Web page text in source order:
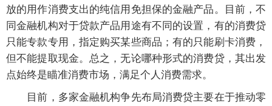
放的用作消费支出的纯信用免担保的金融产品。目前，不
同金融机构对于贷款产品用途有不同的设置，有的消费贷
只能专款专用，指定购买某些商品；有的只能刷卡消费，
但不能提取现金。总之，无论哪种形式的消费贷，其出发
点始终是瞄准消费市场，满足个人消费需求。
目前，多家金融机构争先布局消费贷主要在于推动零